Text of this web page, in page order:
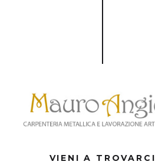
VIENI A TROVARCI